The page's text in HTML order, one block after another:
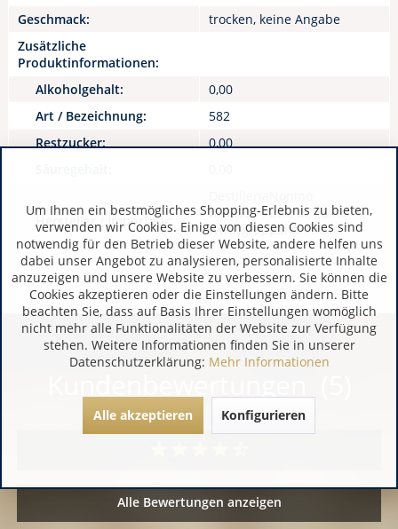
Geschmack:
trocken, keine Angabe
Zusätzliche
Produktinformationen:
Alkoholgehalt:
0,00
Art / Bezeichnung:
582
Restzucker:
0,00
Hersteller / Importeur:
IT 33050 Pavia di Udine
www.grappanonino.it
Alle Bewertungen anzeigen
Um Ihnen ein bestmögliches Shopping-Erlebnis zu bieten,
verwenden wir Cookies. Einige von diesen Cookies sind
notwendig für den Betrieb dieser Website, andere helfen uns
dabei unser Angebot zu analysieren, personalisierte Inhalte
anzuzeigen und unsere Website zu verbessern. Sie können die
Cookies akzeptieren oder die Einstellungen ändern. Bitte
beachten Sie, dass auf Basis Ihrer Einstellungen womöglich
nicht mehr alle Funktionalitäten der Website zur Verfügung
stehen. Weitere Informationen finden Sie in unserer
Datenschutzerklärung: Mehr Informationen
Alle akzeptieren Konfigurieren